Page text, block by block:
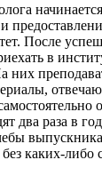
После
в
них
два раза в
без каких-